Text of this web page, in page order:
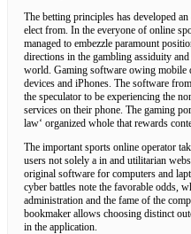
The betting principles has developed
elect from. In the everyone of online
managed to embezzle paramount
directions in the gambling assiduity
world. Gaming software owing mobile
devices and iPhones. The software
the speculator to be experiencing the
services on their phone. The gaming
law‘ organized whole that rewards
The important sports online operator
users not solely a in and utilitarian
original software for computers and
cyber battles note the favorable odds,
administration and the fame of the
bookmaker allows choosing distinct
in the application.